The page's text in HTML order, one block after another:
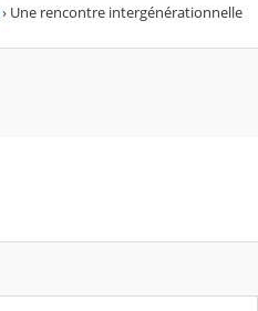
› Une rencontre intergénérationnelle